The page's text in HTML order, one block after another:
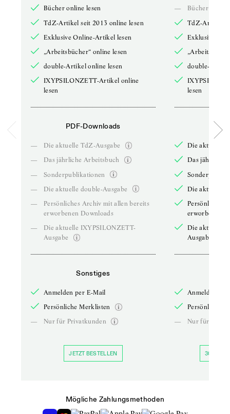
Bücher online lesen
TdZ-Artikel seit 2013 online lesen
Exklusive Online-Artikel lesen
„Arbeitsbücher“ online lesen
double-Artikel online lesen
IXYPSILONZETT-Artikel online
lesen
PDF-Downloads
—
Die aktuelle TdZ-Ausgabe
—
Das jährliche Arbeitsbuch
—
Sonderpublikationen
—
Die aktuelle double-Ausgabe
—
Persönliches Archiv mit allen bereits
erworbenen Downloads
—
Die aktuelle IXYPSILONZETT-
Ausgabe
Sonstiges
Anmelden per E-Mail
Persönliche Merklisten
—
Nur für Privatkunden
JETZT BESTELLEN
—
Bücher online
TdZ-Artikel
Exklusive
double-
lesen
Die aktuelle
Das jährliche
Die aktuelle
Persönliches
erworbenen
Die aktuelle
Ausgabe
Anmelden
Persönliche
—
Nur für
30 TAGE
Mögliche Zahlungsmethoden